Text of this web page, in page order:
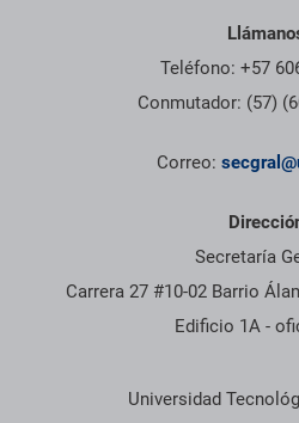
Teléfono: +57
Conmutador: (57)
Correo:
Secretaría
Carrera 27 #10-02 Barrio
Edificio 1A -
Información
Universidad